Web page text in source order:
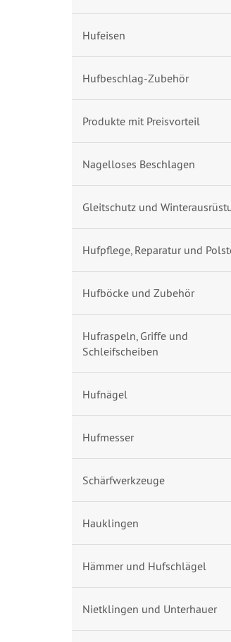
Hufeisen
Hufbeschlag-Zubehör
Produkte mit Preisvorteil
Nagelloses Beschlagen
Gleitschutz und
Hufpflege, Reparatur und
Hufböcke und Zubehör
Hufraspeln, Griffe und
Schleifscheiben
Hufnägel
Hufmesser
Schärfwerkzeuge
Hauklingen
Hämmer und Hufschlägel
Nietklingen und Unterhauer